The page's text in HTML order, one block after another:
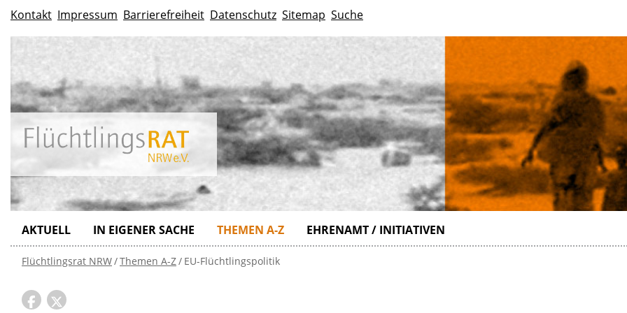
Kontakt Impressum Barrierefreiheit Datenschutz Sitemap Suche
AKTUELL IN EIGENER SACHE THEMEN A-Z EHRENAMT / INITIATIVEN
Flüchtlingsrat NRW Themen A-Z EU-Flüchtlingspolitik